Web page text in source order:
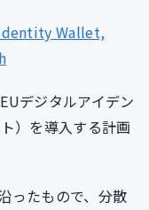
Wallet,
デジタルアイデン
）を導入する計画
ったもので、分散